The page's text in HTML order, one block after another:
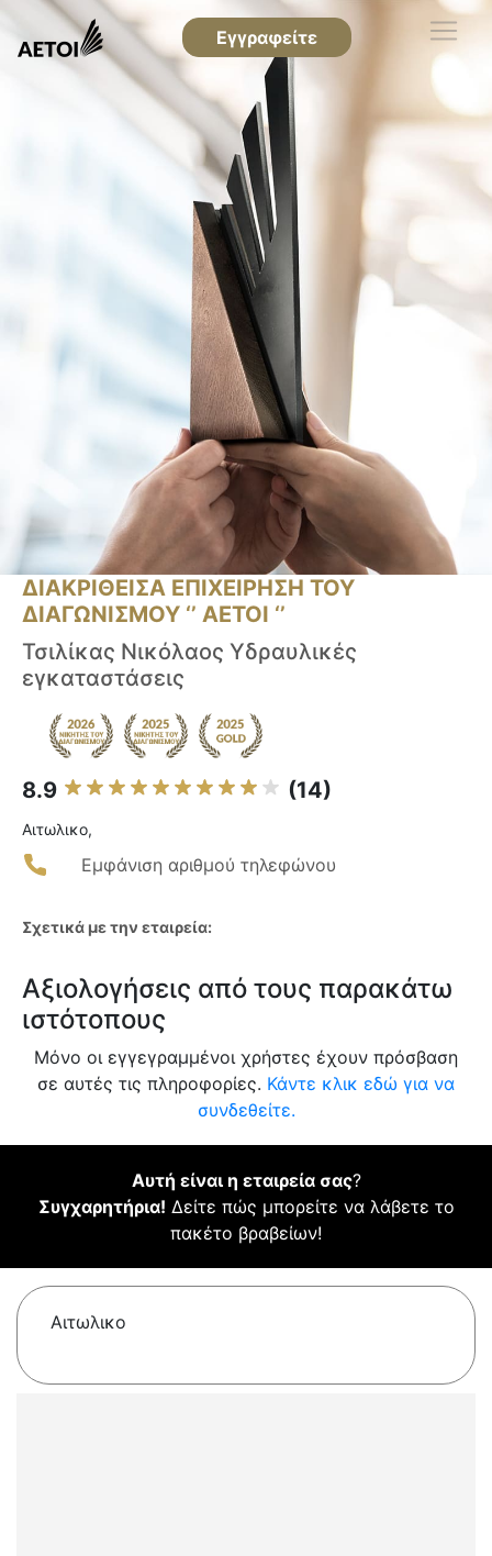
Εγγραφείτε
ΔΙΑΚΡΙΘΕΙΣΑ ΕΠΙΧΕΙΡΗΣΗ ΤΟΥ
ΔΙΑΓΩΝΙΣΜΟΥ ‘’ ΑΕΤΟΙ ‘’
Τσιλίκας Νικόλαος Υδραυλικές
εγκαταστάσεις
8.9 (14)
Αιτωλικο,
Εμφάνιση αριθμού τηλεφώνου
Σχετικά με την εταιρεία:
Αξιολογήσεις από τους παρακάτω
ιστότοπους
Μόνο οι εγγεγραμμένοι χρήστες έχουν πρόσβαση
σε αυτές τις πληροφορίες. Κάντε κλικ εδώ για να
συνδεθείτε.
Αυτή είναι η εταιρεία σας?
Συγχαρητήρια! Δείτε πώς μπορείτε να λάβετε το
πακέτο βραβείων!
Αιτωλικο